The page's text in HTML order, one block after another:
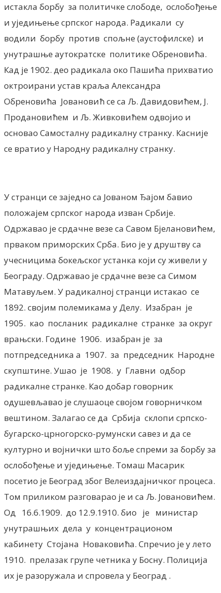
истакла борбу за политичке слободе, ослобођење
и уједињење српског народа. Радикали су
водили борбу против спољне (аустофилске) и
унутрашње аутократске политике Обреновића.
Кад је 1902. део радикала око Пашића прихватио
октроирани устав краља Александра
Обреновића Јовановић се са Љ. Давидовићем, Ј.
Продановићем и Љ. Живковићем одвојио и
основао Самосталну радикалну странку. Касније
се вратио у Народну радикалну странку.
У странци се заједно са Јованом Ђајом бавио
положајем српског народа изван Србије.
Одржавао је срдачне везе са Савом Бјелановићем,
прваком приморских Срба. Био је у друштву са
учесницима бокељског устанка који су живели у
Београду. Одржавао је срдачне везе са Симом
Матавуљем. У радикалној странци истакао се
1892. својим полемикама у Делу. Изабран је
1905. као посланик радикалне странке за округ
врањски. Године 1906. изабран је за
потпредседника а 1907. за председник Народне
скупштине. Ушао је 1908. у Главни одбор
радикалне странке. Као добар говорник
одушевљавао је слушаоце својом говорничком
вештином. Залагао се да Србија склопи српско-
бугарско-црногорско-румунски савез и да се
културно и војнички што боље спреми за борбу за
ослобођење и уједињење. Томаш Масарик
посетио је Београд због Велеиздајничког процеса.
Том приликом разговарао је и са Љ. Јовановићем.
Од 16.6.1909. до 12.9.1910. био је министар
унутрашњих дела у концентрационом
кабинету Стојана Новаковића. Спречио је у лето
1910. прелазак групе четника у Босну. Полиција
их је разоружала и спровела у Београд .